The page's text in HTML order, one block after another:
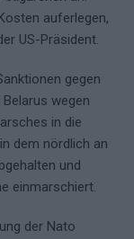
auferlegen,
US-Präsident.
gegen
wegen
in die
dem nördlich an
und
einmarschiert.
der Nato